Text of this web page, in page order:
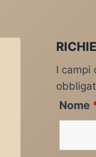
I campi
Nome